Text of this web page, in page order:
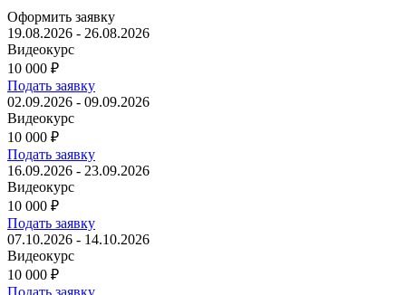
Оформить заявку
19.08.2026 - 26.08.2026
Видеокурс
10 000 ₽
Подать заявку
02.09.2026 - 09.09.2026
Видеокурс
10 000 ₽
Подать заявку
16.09.2026 - 23.09.2026
Видеокурс
10 000 ₽
Подать заявку
07.10.2026 - 14.10.2026
Видеокурс
10 000 ₽